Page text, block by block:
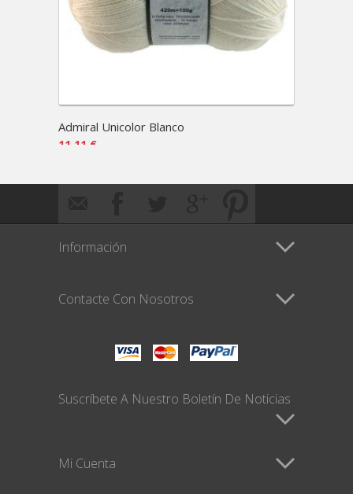
Admiral Unicolor Blanco
11,11 €
Información
Contacte Con Nosotros
Suscríbete A Nuestro Boletín De Noticias
Mi Cuenta